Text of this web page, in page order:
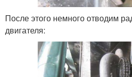
После этого немного отводим
двигателя: